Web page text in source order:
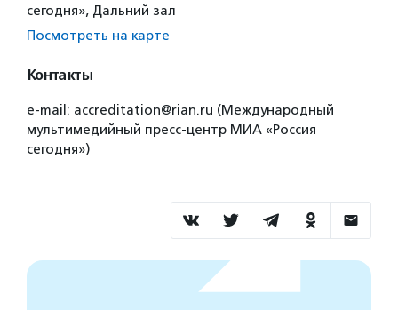
сегодня», Дальний зал
Посмотреть на карте
Контакты
e-mail: accreditation@rian.ru (Международный
мультимедийный пресс-центр МИА «Россия
сегодня»)